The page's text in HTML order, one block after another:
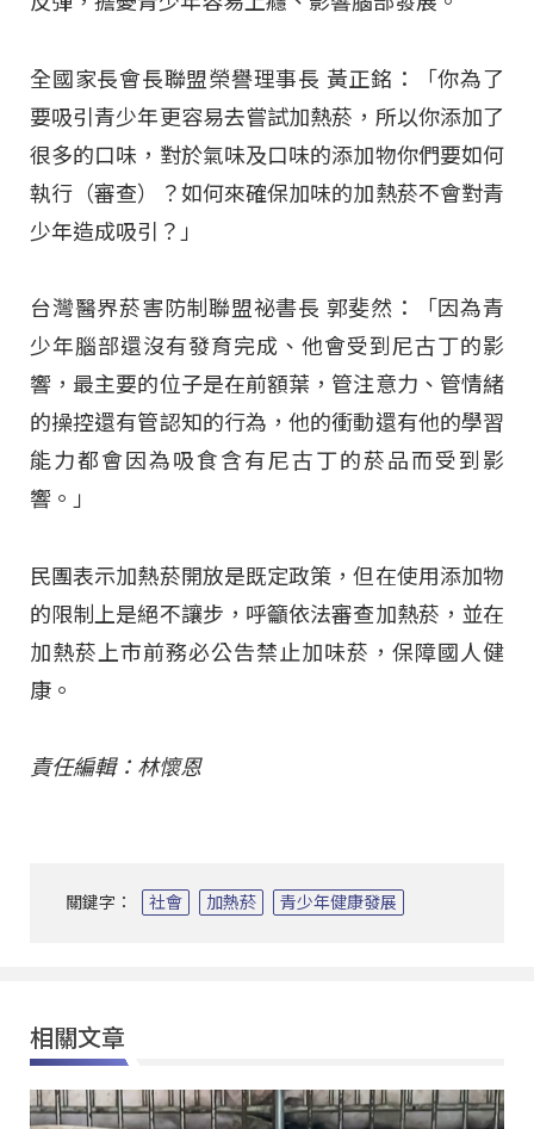
全國家長會長聯盟榮譽理事長 黃正銘：「你為了
要吸引青少年更容易去嘗試加熱菸，所以你添加了
很多的口味，對於氣味及口味的添加物你們要如何
執行（審查）？如何來確保加味的加熱菸不會對青
少年造成吸引？」
台灣醫界菸害防制聯盟祕書長 郭斐然：「因為青
少年腦部還沒有發育完成、他會受到尼古丁的影
響，最主要的位子是在前額葉，管注意力、管情緒
的操控還有管認知的行為，他的衝動還有他的學習
能力都會因為吸食含有尼古丁的菸品而受到影
響。」
民團表示加熱菸開放是既定政策，但在使用添加物
的限制上是絕不讓步，呼籲依法審查加熱菸，並在
加熱菸上市前務必公告禁止加味菸，保障國人健
康。
責任編輯：林懷恩
關鍵字： 社會 加熱菸 青少年健康發展
相關文章